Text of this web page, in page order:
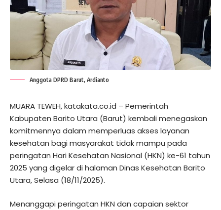
Anggota DPRD Barut, Ardianto
MUARA TEWEH, katakata.co.id – Pemerintah
Kabupaten Barito Utara (Barut) kembali menegaskan
komitmennya dalam memperluas akses layanan
kesehatan bagi masyarakat tidak mampu pada
peringatan Hari Kesehatan Nasional (HKN) ke-61 tahun
2025 yang digelar di halaman Dinas Kesehatan Barito
Utara, Selasa (18/11/2025).
Menanggapi peringatan HKN dan capaian sektor